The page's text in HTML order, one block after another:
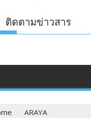
ติดตามข่าวสาร
ARAYA